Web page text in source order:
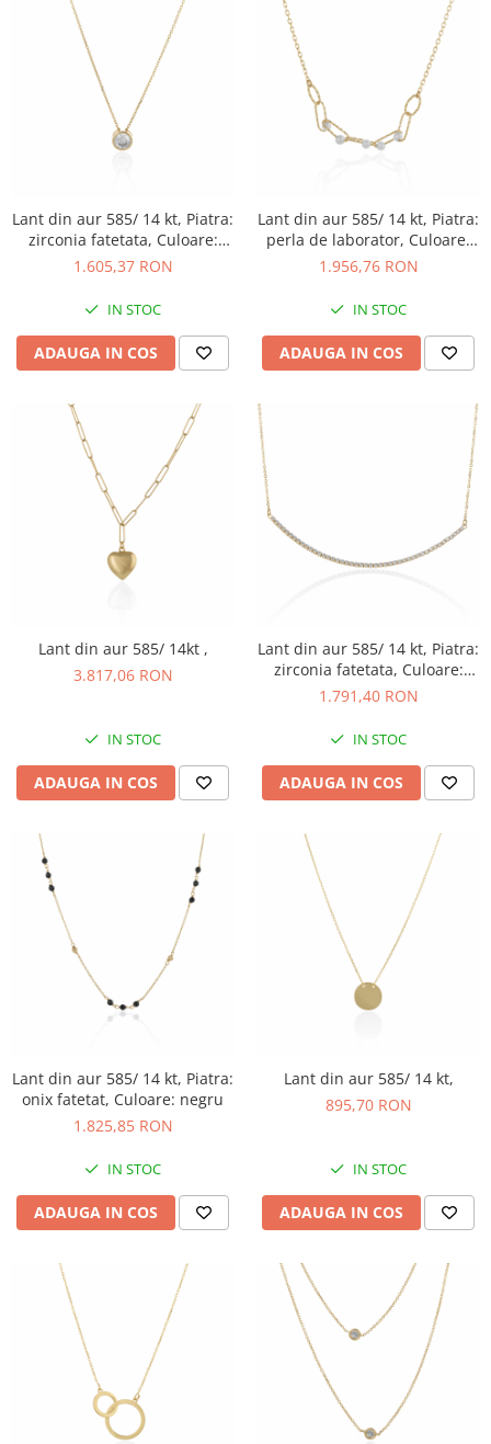
Lant din aur 585/ 14 kt, Piatra:
zirconia fatetata, Culoare:
transparenta
1.605,37 RON
IN STOC
ADAUGA IN COS
Lant din aur 585/ 14 kt, Piatra:
perla de laborator, Culoare:
alb
1.956,76 RON
IN STOC
ADAUGA IN COS
Lant din aur 585/ 14kt ,
3.817,06 RON
IN STOC
ADAUGA IN COS
Lant din aur 585/ 14 kt, Piatra:
zirconia fatetata, Culoare:
transparenta
1.791,40 RON
IN STOC
ADAUGA IN COS
Lant din aur 585/ 14 kt, Piatra:
onix fatetat, Culoare: negru
1.825,85 RON
IN STOC
ADAUGA IN COS
Lant din aur 585/ 14 kt,
895,70 RON
IN STOC
ADAUGA IN COS